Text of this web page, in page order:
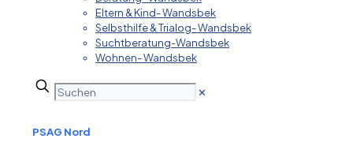
Eltern & Kind- Wandsbek
Selbsthilfe & Trialog- Wandsbek
Suchtberatung-Wandsbek
Wohnen- Wandsbek
✕
PSAG Nord